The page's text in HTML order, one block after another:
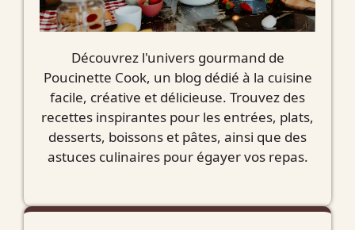
Découvrez l'univers gourmand de
Poucinette Cook, un blog dédié à la cuisine
facile, créative et délicieuse. Trouvez des
recettes inspirantes pour les entrées, plats,
desserts, boissons et pâtes, ainsi que des
astuces culinaires pour égayer vos repas.